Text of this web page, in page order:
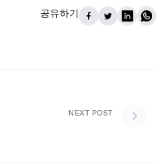
공유하기
NEXT POST